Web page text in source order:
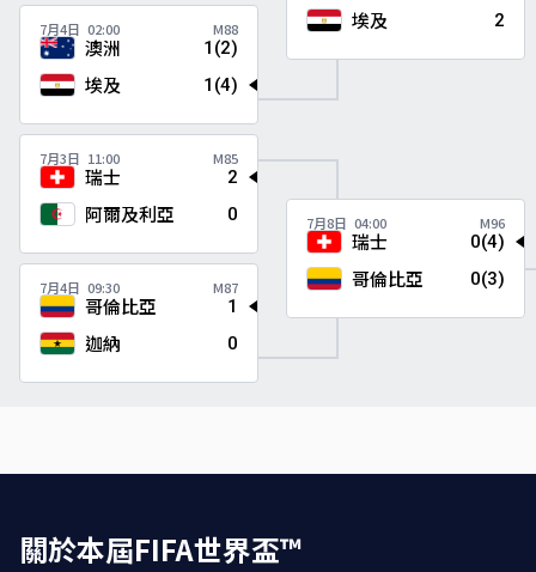
7月4日 02:00 M88
澳洲 1(2)
埃及 1(4)
7月3日 11:00 M85
瑞士 2
阿爾及利亞 0
7月4日 09:30 M87
哥倫比亞 1
迦納 0
埃及 2
7月8日 04:00 M96
瑞士 0(4)
哥倫比亞 0(3)
關於本屆FIFA世界盃™